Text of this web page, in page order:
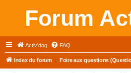
Forum
Activ'dog FAQ
Index du forum Foire aux questions